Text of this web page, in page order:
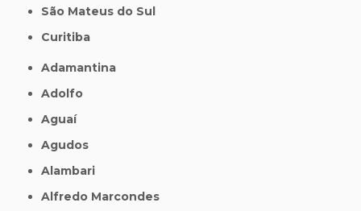
São Mateus do Sul
Curitiba
Adamantina
Adolfo
Aguaí
Agudos
Alambari
Alfredo Marcondes